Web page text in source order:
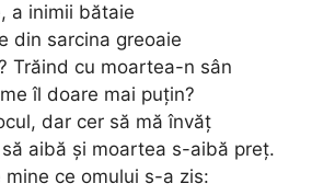
a inimii bătaie
din sarcina greoaie
Trăind cu moartea-n sân
îl doare mai puţin?
dar cer să mă învăţ
aibă şi moartea s-aibă preţ.
mine ce omului s-a zis: